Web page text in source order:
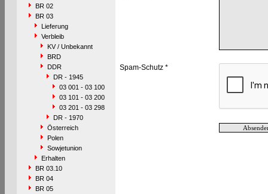
BR 02
BR 03
Lieferung
Verbleib
KV / Unbekannt
BRD
DDR
DR - 1945
03 001 - 03 100
03 101 - 03 200
03 201 - 03 298
DR - 1970
Österreich
Polen
Sowjetunion
Erhalten
BR 03.10
BR 04
BR 05
Spam-Schutz *